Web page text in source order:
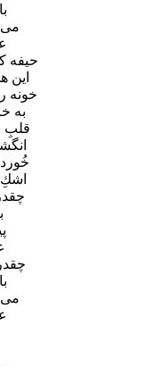
مى
حيفه
اين
خونه
به
قلبِ
خُورد
اشكِ
مى